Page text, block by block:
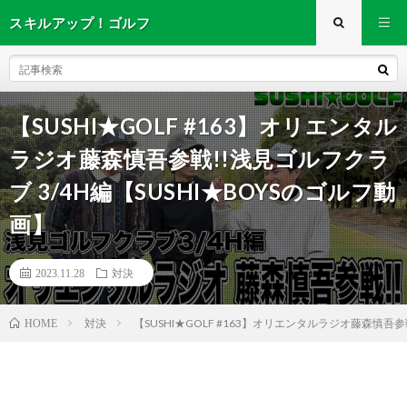
スキルアップ！ゴルフ
【SUSHI★GOLF #163】オリエンタル
ラジオ藤森慎吾参戦!!浅見ゴルフクラ
ブ 3/4H編【SUSHI★BOYSのゴルフ動
画】
2023.11.28 対決
HOME 対決 【SUSHI★GOLF #163】オリエンタルラジオ藤森慎